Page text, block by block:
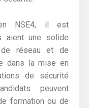
NSE4, il est
aient une solide
de réseau et de
dans la mise en
de sécurité
peuvent
formation ou de